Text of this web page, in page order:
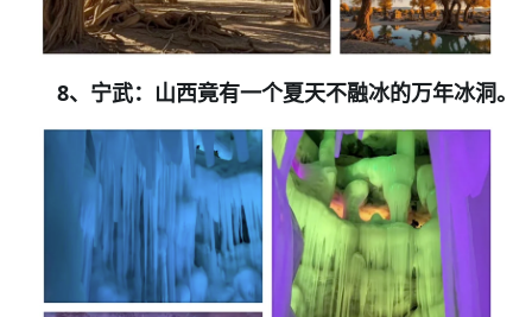
8、宁武：山西竟有一个夏天不融冰的万年冰洞。